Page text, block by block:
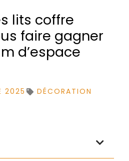
lits coffre
faire gagner
d’espace
2025 DÉCORATION